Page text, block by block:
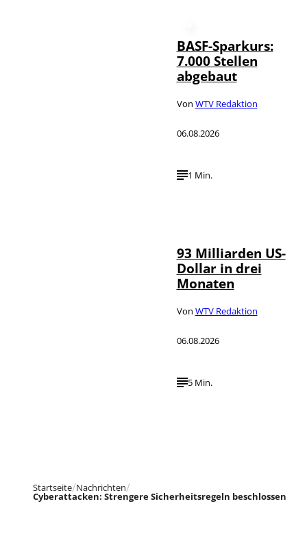
BASF-Sparkurs:
7.000 Stellen
abgebaut
Von WTV Redaktion
06.08.2026
1 Min.
93 Milliarden US-
Dollar in drei
Monaten
Von WTV Redaktion
06.08.2026
5 Min.
Startseite Nachrichten
Cyberattacken: Strengere Sicherheitsregeln beschlossen